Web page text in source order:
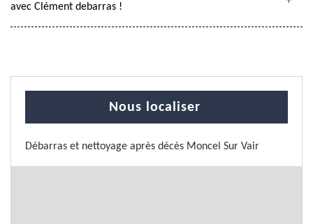
avec Clément debarras !
Nous localiser
Débarras et nettoyage après décès Moncel Sur Vair